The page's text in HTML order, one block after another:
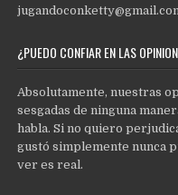
¿PUEDO CONFIAR EN LAS
Absolutamente, nuestras
sesgadas de ninguna
habla. Si no quiero
gustó simplemente nunca
ver es real.